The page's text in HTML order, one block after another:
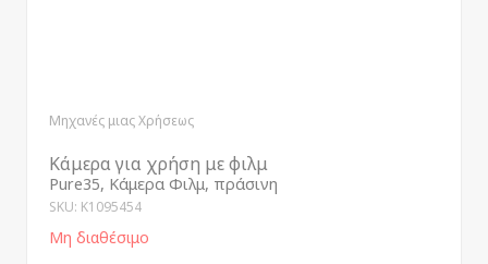
Μηχανές μιας Χρήσεως
Κάμερα για χρήση με φιλμ
Pure35, Κάμερα Φιλμ, πράσινη
SKU: K1095454
Μη διαθέσιμο